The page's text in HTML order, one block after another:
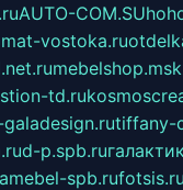
AUTO-COM.SU
vostoka.ru
td.ru
tiffany-
d-p.spb.ru
spb.rufotsis.ru